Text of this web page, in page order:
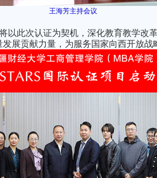
王海芳主持会议
以此次认证为契机，深化教育教学改
展贡献力量，为服务国家向西开放战